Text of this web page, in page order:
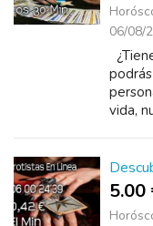
06/08/
vida,
5.00